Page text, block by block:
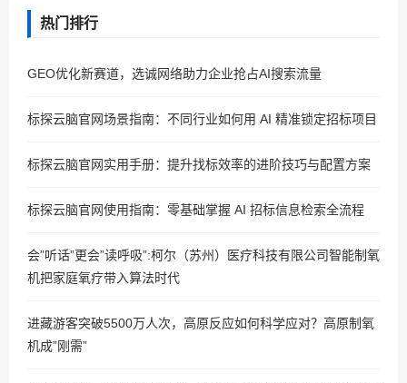
热门排行
GEO优化新赛道，选诚网络助力企业抢占AI搜索流量
标探云脑官网场景指南：不同行业如何用 AI 精准锁定招标项目
标探云脑官网实用手册：提升找标效率的进阶技巧与配置方案
标探云脑官网使用指南：零基础掌握 AI 招标信息检索全流程
会”听话”更会”读呼吸”:柯尔（苏州）医疗科技有限公司智能制氧
机把家庭氧疗带入算法时代
进藏游客突破5500万人次，高原反应如何科学应对？高原制氧
机成”刚需”